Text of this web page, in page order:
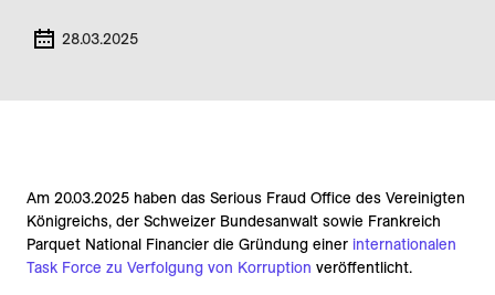
28.03.2025
Am 20.03.2025 haben das Serious Fraud Office des Vereinigten
Königreichs, der Schweizer Bundesanwalt sowie Frankreich
Parquet National Financier die Gründung einer internationalen
Task Force zu Verfolgung von Korruption veröffentlicht.